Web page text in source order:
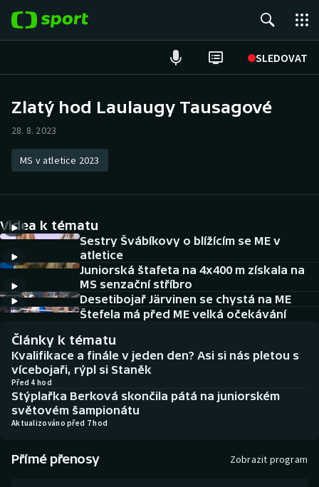
SLEDOVAT
Hokej
Tenis
Atletika
Cyklistika
DALŠÍ SPORTY
Americký fotbal
Basketbal
Biatlon
Boby a skeleton
Box
NEPŘEHLÉDNĚTE
Historické návraty
Aplikace ČT sport
Zlatý hod Laulaugy Tausagové
28. 8. 2023
MS v atletice 2023
Videa k tématu
Sestry Švábíkovy o blížícím se ME v
atletice
Juniorská štafeta na 4x400 m získala na
MS senzační stříbro
Desetibojař Järvinen se chystá na ME
Štefela má před ME velká očekávání
Články k tématu
Kvalifikace a finále v jeden den? Asi si nás pletou s
vícebojaři, rýpl si Staněk
Před 4 hod
Stýplařka Berková skončila pátá na juniorském
světovém šampionátu
Aktualizováno před 7 hod
Přímé přenosy Zobrazit program